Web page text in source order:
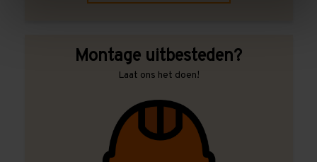
Montage uitbesteden?
Laat ons het doen!